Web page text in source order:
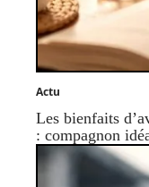
Actu
Les bienfaits
: compagnon